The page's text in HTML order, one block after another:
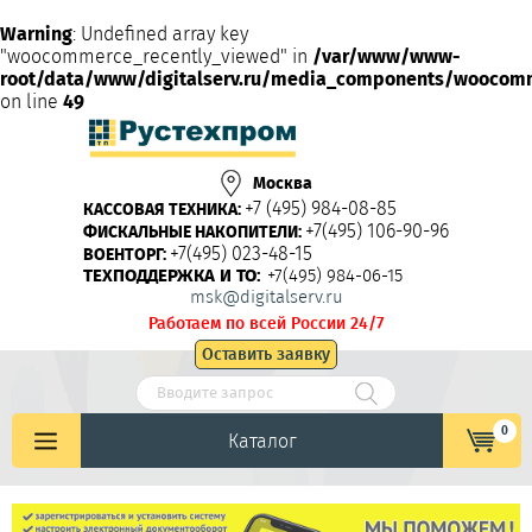
Warning: Undefined array key
"woocommerce_recently_viewed" in /var/www/www-
root/data/www/digitalserv.ru/media_components/
on line 49
Москва
КАССОВАЯ ТЕХНИКА: +7 (495) 984-08-85
ФИСКАЛЬНЫЕ НАКОПИТЕЛИ: +7(495) 106-90-96
ВОЕНТОРГ: +7(495) 023-48-15
ТЕХПОДДЕРЖКА И ТО: +7(495) 984-06-15
msk@digitalserv.ru
Работаем по всей России 24/7
Оставить заявку
Каталог 0